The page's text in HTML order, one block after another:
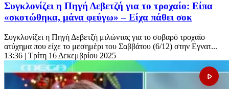
Συγκλονίζει η Πηγή Δεβετζή για το τροχαίο: Είπα
«σκοτώθηκα, μάνα φεύγω» – Είχα πάθει σοκ
Συγκλονίζει η Πηγή Δεβετζή μιλώντας για το σοβαρό τροχαίο
ατύχημα που είχε το μεσημέρι του Σαββάτου (6/12) στην Εγνατ...
13:36 | Τρίτη 16 Δεκεμβρίου 2025